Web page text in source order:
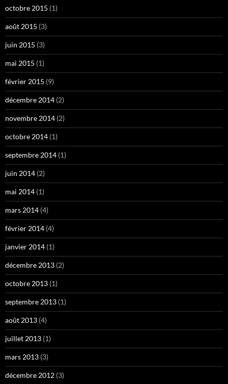
octobre 2015 (1)
août 2015 (3)
juin 2015 (3)
mai 2015 (1)
février 2015 (9)
décembre 2014 (2)
novembre 2014 (2)
octobre 2014 (1)
septembre 2014 (1)
juin 2014 (2)
mai 2014 (1)
mars 2014 (4)
février 2014 (4)
janvier 2014 (1)
décembre 2013 (2)
octobre 2013 (1)
septembre 2013 (1)
août 2013 (4)
juillet 2013 (1)
mars 2013 (3)
décembre 2012 (3)